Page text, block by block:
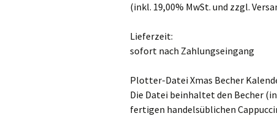
(inkl. 19,00% MwSt. und zzgl.
Lieferzeit:
sofort nach Zahlungseingang
Plotter-Datei Xmas Becher
Die Datei beinhaltet den Becher
fertigen handelsüblichen